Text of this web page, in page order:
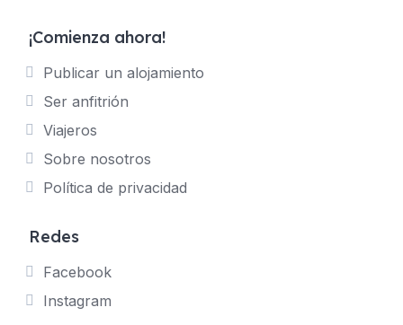
¡Comienza ahora!
Publicar un alojamiento
Ser anfitrión
Viajeros
Sobre nosotros
Política de privacidad
Redes
Facebook
Instagram